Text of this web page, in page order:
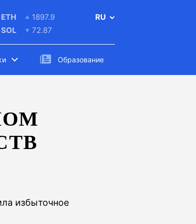
ETH
1897.9
SOL
72.87
RU
Образование
избыточное